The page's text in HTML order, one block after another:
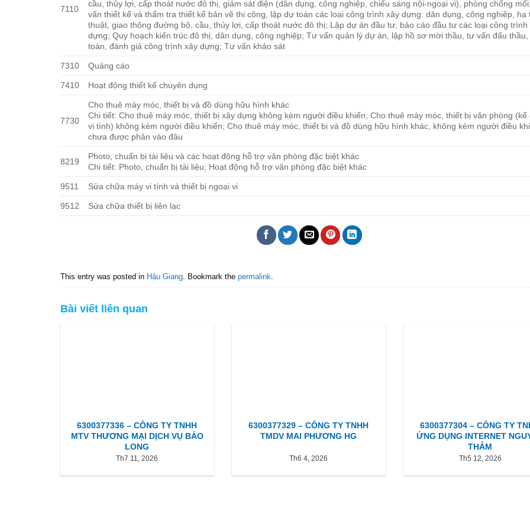
7110
cầu, thủy lợi, cấp thoát nước đô thị, giám sát điện (dân dụng, công nghiệp, chiếu sáng nội-ngoại vi), phòng chống
vấn thiết kế và thẩm tra thiết kế bản vẽ thi công, lập dự toán các loại công trình xây dựng: dân dụng, công nghiệp, hạ
thuật, giao thông đường bộ, cầu, thủy lợi, cấp thoát nước đô thị; Lập dự án đầu tư, báo cáo đầu tư các loại công trình
dựng; Quy hoạch kiến trúc đô thị, dân dụng, công nghiệp; Tư vấn quản lý dự án, lập hồ sơ mời thầu, tư vấn đấu
toán, đánh giá công trình xây dựng; Tư vấn khảo sát
7310 Quảng cáo
7410 Hoạt động thiết kế chuyên dụng
7730
Cho thuê máy móc, thiết bị và đồ dùng hữu hình khác
Chi tiết: Cho thuê máy móc, thiết bị xây dựng không kèm người điều khiển; Cho thuê máy móc, thiết bị văn phòng (kể
vi tính) không kèm người điều khiển; Cho thuê máy móc, thiết bị và đồ dùng hữu hình khác, không kèm người điều
chưa được phân vào đâu
8219
Photo, chuẩn bị tài liệu và các hoạt động hỗ trợ văn phòng đặc biệt khác
Chi tiết: Photo, chuẩn bị tài liệu; Hoạt động hỗ trợ văn phòng đặc biệt khác
9511 Sửa chữa máy vi tính và thiết bị ngoại vi
9512 Sửa chữa thiết bị liên lạc
This entry was posted in Hậu Giang . Bookmark the permalink
Bài viết liên quan
6300377336 – CÔNG TY TNHH
MTV THƯƠNG MẠI DỊCH VỤ BẢO
LONG
Th7 11, 2026
6300377329 – CÔNG TY TNHH
TMDV MAI PHƯƠNG HG
Th6 4, 2026
6300377304 – CÔNG TY
ỨNG DỤNG INTERNET
THẮM
Th5 12, 2026